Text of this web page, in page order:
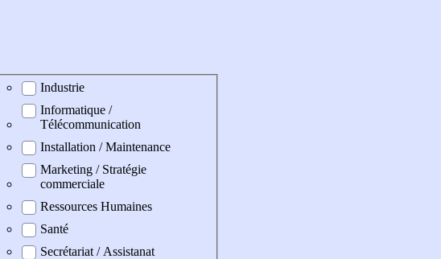
Industrie
Informatique /
Télécommunication
Installation / Maintenance
Marketing / Stratégie
commerciale
Ressources Humaines
Santé
Secrétariat / Assistanat